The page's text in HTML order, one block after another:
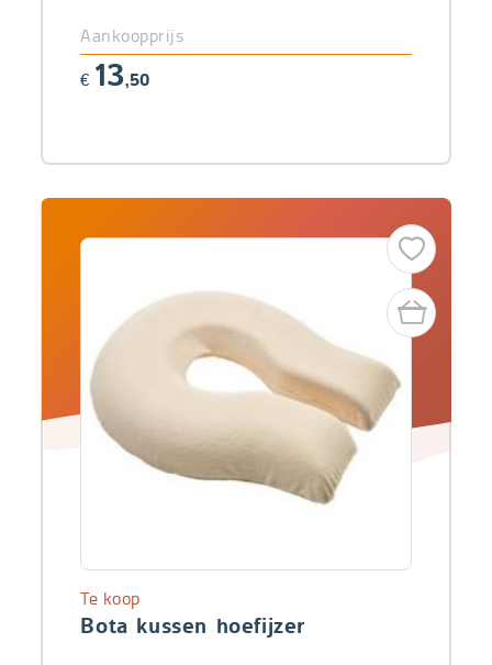
Aankoopprijs
€ 13,50
Bota kussen hoefijzer
Te koop